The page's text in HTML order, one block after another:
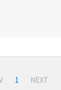
1 NEXT